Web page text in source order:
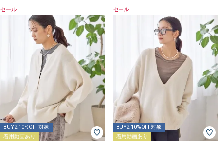
セール
BUY2 10%OFF対象
着用動画あり
セール
BUY2 10%OFF対象
着用動画あり